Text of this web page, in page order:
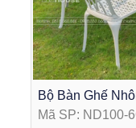
Bộ Bàn Ghế
Trắng 6 Ghế
Mã SP: ND100-